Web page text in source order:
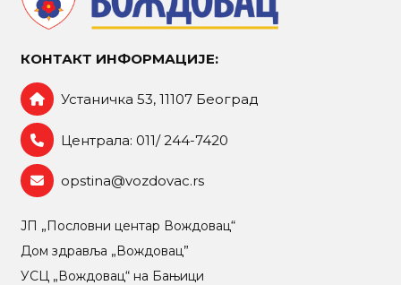
КОНТАКТ ИНФОРМАЦИЈЕ:
Устаничка 53, 11107 Београд
Централа: 011/ 244-7420
opstina@vozdovac.rs
ЈП „Пословни центар Вождовац“
Дом здравља „Вождовац”
УСЦ „Вождовац“ на Бањици